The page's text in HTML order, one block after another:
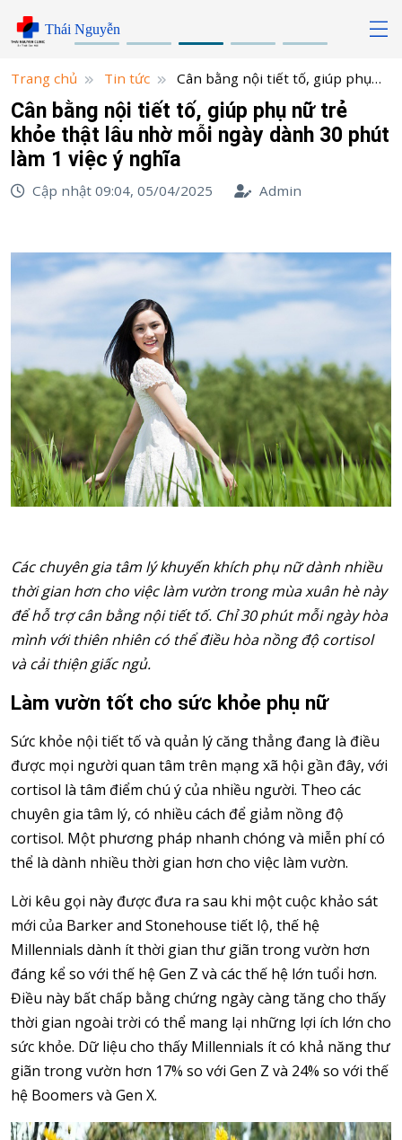
Thái Nguyễn
Trang chủ Tin tức
Cân bằng nội tiết tố, giúp phụ
nữ trẻ khỏe thật lâu nhờ mỗi ngày dành 30 phút làm 1
việc ý nghĩa
Cân bằng nội tiết tố, giúp phụ nữ trẻ
khỏe thật lâu nhờ mỗi ngày dành 30 phút
làm 1 việc ý nghĩa
Cập nhật 09:04, 05/04/2025 Admin
Các chuyên gia tâm lý khuyến khích phụ nữ dành nhiều
thời gian hơn cho việc làm vườn trong mùa xuân hè này
để hỗ trợ cân bằng nội tiết tố. Chỉ 30 phút mỗi ngày hòa
mình với thiên nhiên có thể điều hòa nồng độ cortisol
và cải thiện giấc ngủ.
Làm vườn tốt cho sức khỏe phụ nữ
Sức khỏe nội tiết tố và quản lý căng thẳng đang là điều
được mọi người quan tâm trên mạng xã hội gần đây, với
cortisol là tâm điểm chú ý của nhiều người. Theo các
chuyên gia tâm lý, có nhiều cách để giảm nồng độ
cortisol. Một phương pháp nhanh chóng và miễn phí có
thể là dành nhiều thời gian hơn cho việc làm vườn.
Lời kêu gọi này được đưa ra sau khi một cuộc khảo sát
mới của Barker and Stonehouse tiết lộ, thế hệ
Millennials dành ít thời gian thư giãn trong vườn hơn
đáng kể so với thế hệ Gen Z và các thế hệ lớn tuổi hơn.
Điều này bất chấp bằng chứng ngày càng tăng cho thấy
thời gian ngoài trời có thể mang lại những lợi ích lớn cho
sức khỏe. Dữ liệu cho thấy Millennials ít có khả năng thư
giãn trong vườn hơn 17% so với Gen Z và 24% so với thế
hệ Boomers và Gen X.